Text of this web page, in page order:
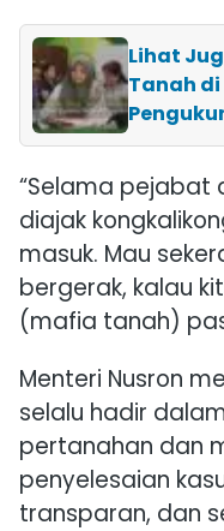
Lihat
Tanah
“Selama pejabat
diajak
masuk. Mau
bergerak, kalau
(mafia tanah)
Menteri Nusron
selalu hadir
pertanahan dan
penyelesaian
transparan, dan